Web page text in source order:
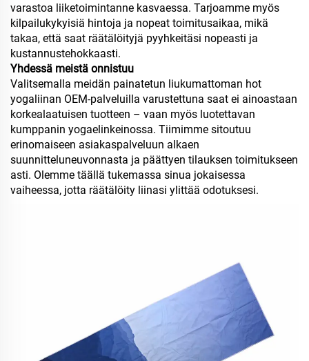
varastoa liiketoimintanne kasvaessa. Tarjoamme myös
kilpailukykyisiä hintoja ja nopeat toimitusaikaa, mikä
takaa, että saat räätälöityjä pyyhkeitäsi nopeasti ja
kustannustehokkaasti.
Yhdessä meistä onnistuu
Valitsemalla meidän painatetun liukumattoman hot
yogaliinan OEM-palveluilla varustettuna saat ei ainoastaan
korkealaatuisen tuotteen – vaan myös luotettavan
kumppanin yogaelinkeinossa. Tiimimme sitoutuu
erinomaiseen asiakaspalveluun alkaen
suunnitteluneuvonnasta ja päättyen tilauksen toimitukseen
asti. Olemme täällä tukemassa sinua jokaisessa
vaiheessa, jotta räätälöity liinasi ylittää odotuksesi.